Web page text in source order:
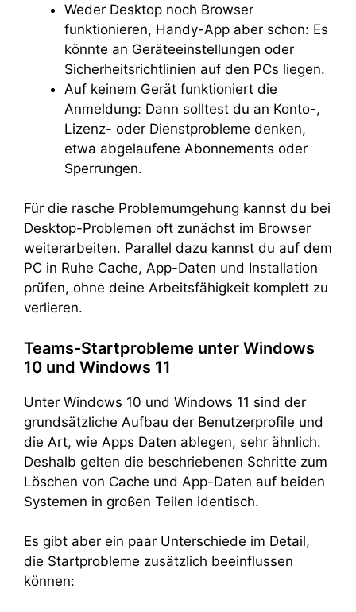
Weder Desktop noch Browser
funktionieren, Handy-App aber schon: Es
könnte an Geräteeinstellungen oder
Sicherheitsrichtlinien auf den PCs liegen.
Auf keinem Gerät funktioniert die
Anmeldung: Dann solltest du an Konto-,
Lizenz- oder Dienstprobleme denken,
etwa abgelaufene Abonnements oder
Sperrungen.
Für die rasche Problemumgehung kannst du bei
Desktop-Problemen oft zunächst im Browser
weiterarbeiten. Parallel dazu kannst du auf dem
PC in Ruhe Cache, App-Daten und Installation
prüfen, ohne deine Arbeitsfähigkeit komplett zu
verlieren.
Teams-Startprobleme unter Windows
10 und Windows 11
Unter Windows 10 und Windows 11 sind der
grundsätzliche Aufbau der Benutzerprofile und
die Art, wie Apps Daten ablegen, sehr ähnlich.
Deshalb gelten die beschriebenen Schritte zum
Löschen von Cache und App-Daten auf beiden
Systemen in großen Teilen identisch.
Es gibt aber ein paar Unterschiede im Detail,
die Startprobleme zusätzlich beeinflussen
können: